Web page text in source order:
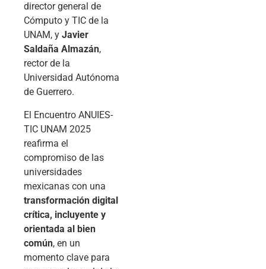
director general de
Cómputo y TIC de la
UNAM, y Javier
Saldaña Almazán,
rector de la
Universidad Autónoma
de Guerrero.
El Encuentro ANUIES-
TIC UNAM 2025
reafirma el
compromiso de las
universidades
mexicanas con una
transformación digital
crítica, incluyente y
orientada al bien
común, en un
momento clave para